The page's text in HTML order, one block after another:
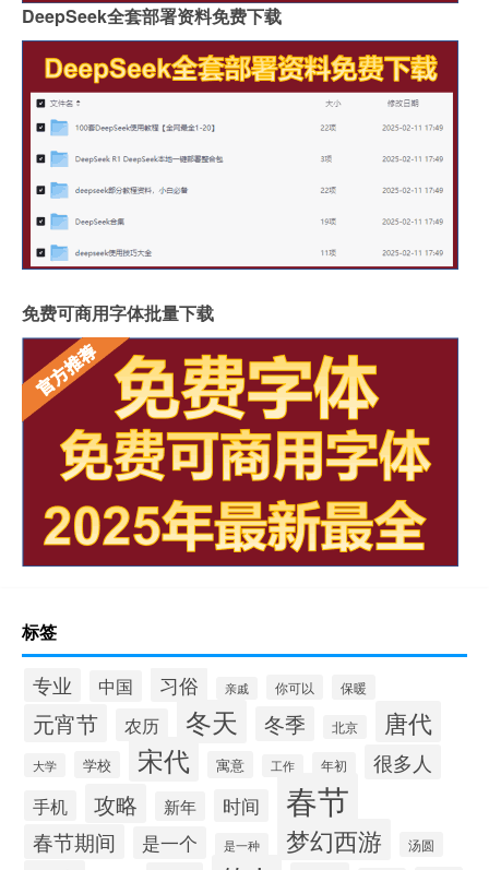
DeepSeek全套部署资料免费下载
免费可商用字体批量下载
标签
专业 中国 习俗 亲戚 你可以 保暖
元宵节 农历 冬天 冬季 北京 唐代
大学 学校 宋代 寓意 工作 年初 很多人
手机 攻略 新年 时间 春节
春节期间 是一个 是一种 梦幻西游 汤圆